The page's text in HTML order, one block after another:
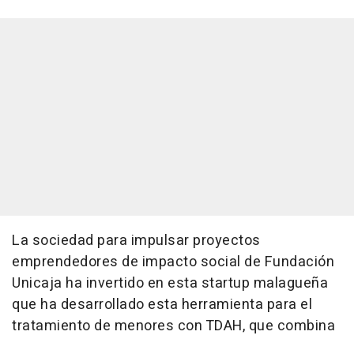
La sociedad para impulsar proyectos
emprendedores de impacto social de Fundación
Unicaja ha invertido en esta startup malagueña
que ha desarrollado esta herramienta para el
tratamiento de menores con TDAH, que combina